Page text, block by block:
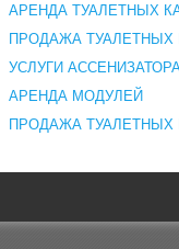
АРЕНДА ТУАЛЕТНЫХ
ПРОДАЖА ТУАЛЕТНЫХ
УСЛУГИ
АРЕНДА МОДУЛЕЙ
ПРОДАЖА ТУАЛЕТНЫХ